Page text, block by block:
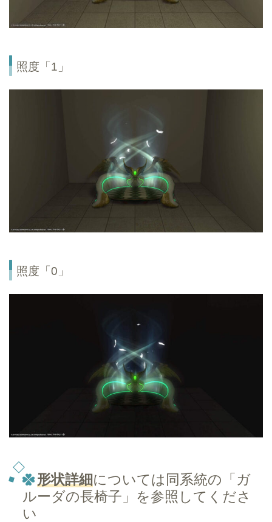
照度「1」
照度「0」
形状詳細については同系統の「ガ
ルーダの長椅子」を参照してくださ
い